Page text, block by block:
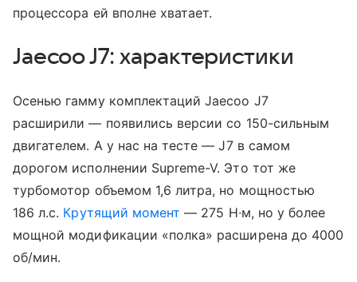
процессора ей вполне хватает.
Jaecoo J7: характеристики
Осенью гамму комплектаций Jaecoo J7
расширили — появились версии со 150-сильным
двигателем. А у нас на тесте — J7 в самом
дорогом исполнении Supreme-V. Это тот же
турбомотор объемом 1,6 литра, но мощностью
186 л.с. Крутящий момент — 275 Н∙м, но у более
мощной модификации «полка» расширена до 4000
об/мин.